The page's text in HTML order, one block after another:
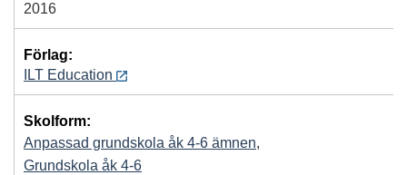
2016
Förlag:
ILT Education
Skolform:
Anpassad grundskola åk 4-6 ämnen,
Grundskola åk 4-6